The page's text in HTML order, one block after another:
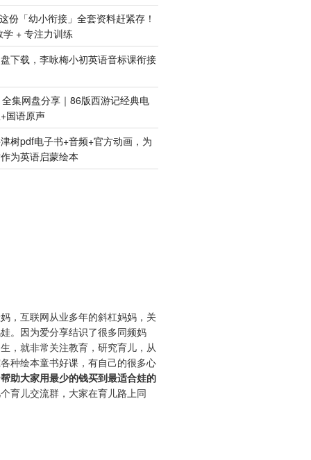
份「幼小衔接」全套资料赶紧存！
+ 专注力训练
下载，李咏梅小初英语音标课衔接
集网盘分享｜86版西游记经典电
国语原声
树pdf电子书+音频+官方动画，为
为英语启蒙绘本
，互联网从业多年的斜杠妈妈，关
。因为爱分享结识了很多同频妈
，就非常关注教育，研究育儿，从
种绘本童书好课，有自己的很多心
帮助大家用最少的钱买到最适合娃的
育儿交流群，大家在育儿路上同